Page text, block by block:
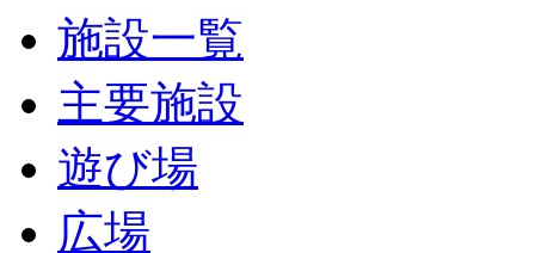
施設一覧
主要施設
遊び場
広場